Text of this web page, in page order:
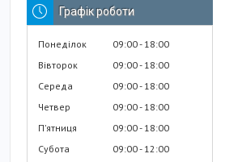
Графік роботи
Понеділок 09:00 18:00
Вівторок
09:00 18:00
Середа
09:00 18:00
Четвер
09:00 18:00
Пʼятниця
09:00 18:00
Субота
09:00 12:00